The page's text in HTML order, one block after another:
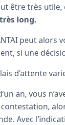
être très
très long.
peut
si une
d’attente
an, vous
Avec